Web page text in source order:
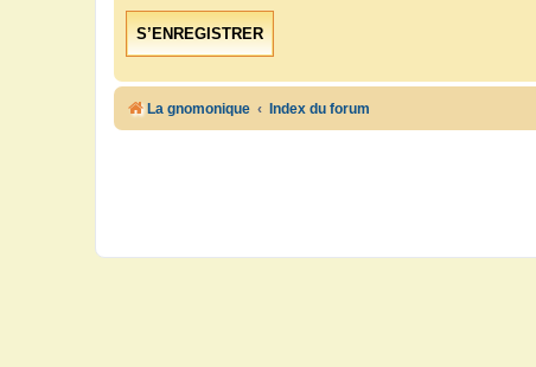
S’ENREGISTRER
La gnomonique Index du forum